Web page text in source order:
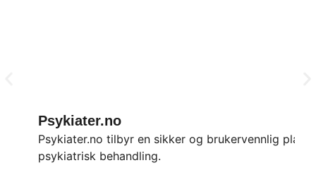
Psykiater.no
Psykiater.no tilbyr en sikker og brukervennlig
psykiatrisk behandling.